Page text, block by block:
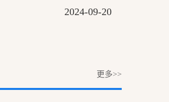
2024-09-20
更多>>